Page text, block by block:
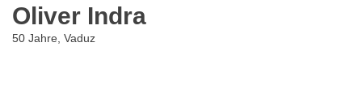
Oliver Indra
50 Jahre, Vaduz